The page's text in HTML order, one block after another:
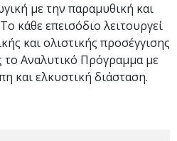
με την παραμυθική και
κάθε επεισόδιο λειτουργεί
και ολιστικής προσέγγισης
το Αναλυτικό Πρόγραμμα με
και ελκυστική διάσταση.